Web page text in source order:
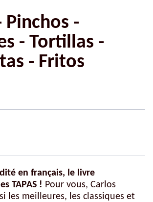
Pinchos -
- Tortillas -
- Fritos
en français, le livre
TAPAS ! Pour vous, Carlos
les meilleures, les classiques et